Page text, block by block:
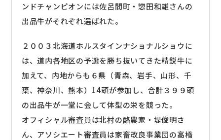
ンドチャンピオンには佐呂間町・惣田和雄さんの
出品牛がそれぞれ選ばれた。
２００３北海道ホルスタインナショナルショウに
は、道内各地区の予選を勝ち抜いてきた精鋭牛に
加えて、内地からも６県（青森、岩手、山形、千
葉、神奈川、熊本）14頭が参加し、合計３９９頭
の出品牛が一堂に会して体型の栄を競った。
オフィシャル審査員は北村の酪農家・堤俊明さ
ん、アソシエート審査員は家畜改良事業団の高橋